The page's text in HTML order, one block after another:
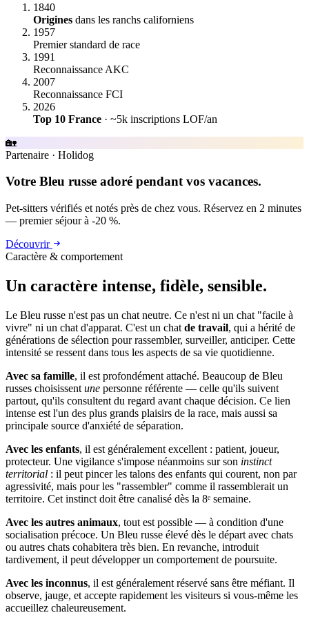
1840
Origines dans les ranchs californiens
1957
Premier standard de race
1991
Reconnaissance AKC
2007
Reconnaissance FCI
2026
Top 10 France · ~5k inscriptions LOF/an
🏡
Partenaire · Holidog
Votre Bleu russe adoré pendant vos vacances.
Pet-sitters vérifiés et notés près de chez vous. Réservez en 2 minutes
— premier séjour à -20 %.
Découvrir
Caractère & comportement
Un caractère intense, fidèle, sensible.
Le Bleu russe n'est pas un chat neutre. Ce n'est ni un chat "facile à
vivre" ni un chat d'apparat. C'est un chat de travail, qui a hérité de
générations de sélection pour rassembler, surveiller, anticiper. Cette
intensité se ressent dans tous les aspects de sa vie quotidienne.
Avec sa famille, il est profondément attaché. Beaucoup de Bleu
russes choisissent une personne référente — celle qu'ils suivent
partout, qu'ils consultent du regard avant chaque décision. Ce lien
intense est l'un des plus grands plaisirs de la race, mais aussi sa
principale source d'anxiété de séparation.
Avec les enfants, il est généralement excellent : patient, joueur,
protecteur. Une vigilance s'impose néanmoins sur son instinct
territorial : il peut pincer les talons des enfants qui courent, non par
agressivité, mais pour les "rassembler" comme il rassemblerait un
territoire. Cet instinct doit être canalisé dès la 8ᵉ semaine.
Avec les autres animaux, tout est possible — à condition d'une
socialisation précoce. Un Bleu russe élevé dès le départ avec chats
ou autres chats cohabitera très bien. En revanche, introduit
tardivement, il peut développer un comportement de poursuite.
Avec les inconnus, il est généralement réservé sans être méfiant. Il
observe, jauge, et accepte rapidement les visiteurs si vous-même les
accueillez chaleureusement.